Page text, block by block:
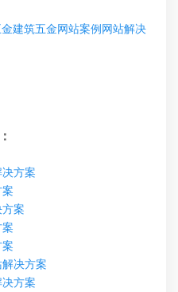
建筑五金网站案例网站解决
方案
案
决方案
方案